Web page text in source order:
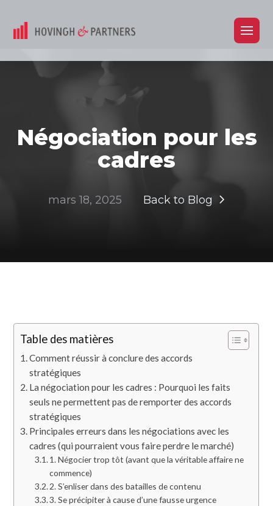
Négociation pour les
cadres
mars 18, 2025 Back to Blog
Table des matières
Comment réussir à conclure des accords
stratégiques
La négociation pour les cadres : Pourquoi les faits
seuls ne permettent pas de remporter des accords
stratégiques
Principales erreurs dans les négociations avec les
cadres (qui pourraient vous faire perdre le marché)
1. Négocier trop tôt (avant que la véritable affaire ne
commence)
2. S’enliser dans des batailles de contenu
3. Se précipiter à cause d’une fausse urgence